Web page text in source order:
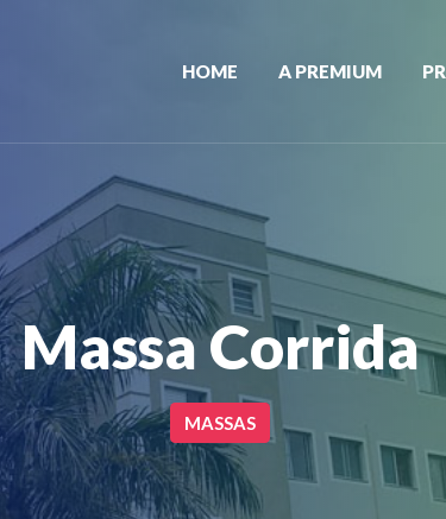
HOME A PREMIUM
Massa Corrida
MASSAS